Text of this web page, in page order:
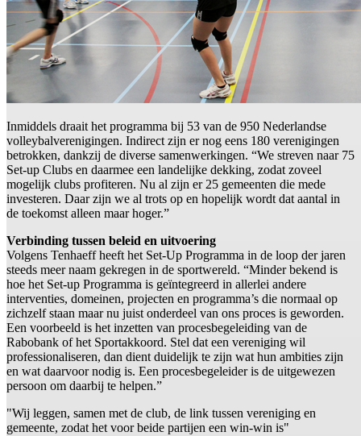
Inmiddels draait het programma bij 53 van de 950 Nederlandse
volleybalverenigingen. Indirect zijn er nog eens 180 verenigingen
betrokken, dankzij de diverse samenwerkingen. “We streven naar 75
Set-up Clubs en daarmee een landelijke dekking, zodat zoveel
mogelijk clubs profiteren. Nu al zijn er 25 gemeenten die mede
investeren. Daar zijn we al trots op en hopelijk wordt dat aantal in
de toekomst alleen maar hoger.”
Verbinding tussen beleid en uitvoering
Volgens Tenhaeff heeft het Set-Up Programma in de loop der jaren
steeds meer naam gekregen in de sportwereld. “Minder bekend is
hoe het Set-up Programma is geïntegreerd in allerlei andere
interventies, domeinen, projecten en programma’s die normaal op
zichzelf staan maar nu juist onderdeel van ons proces is geworden.
Een voorbeeld is het inzetten van procesbegeleiding van de
Rabobank of het Sportakkoord. Stel dat een vereniging wil
professionaliseren, dan dient duidelijk te zijn wat hun ambities zijn
en wat daarvoor nodig is. Een procesbegeleider is de uitgewezen
persoon om daarbij te helpen.”
"Wij leggen, samen met de club, de link tussen vereniging en
gemeente, zodat het voor beide partijen een win-win is"